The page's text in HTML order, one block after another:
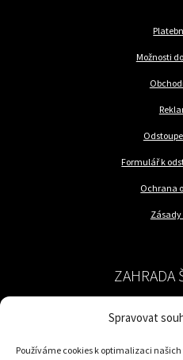
Spravovat
Používáme cookies k optimalizaci
Možnosti
Formulář k
Ochrana
Zásady
ZAHRADA